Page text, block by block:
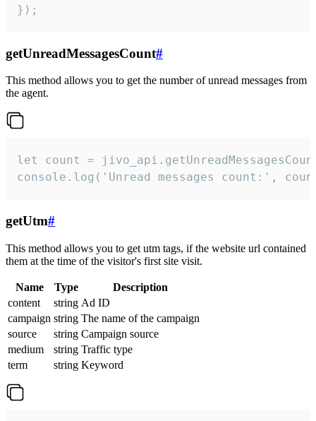
});
getUnreadMessagesCount#
This method allows you to get the number of unread messages from
the agent.
let count =
console.log('Unread messages count:',
getUtm#
This method allows you to get utm tags, if the website url contained
them at the time of the visitor's first site visit.
Name Type
Description
content
string Ad ID
campaign string The name of the campaign
source
string Campaign source
medium
string Traffic type
term
string Keyword